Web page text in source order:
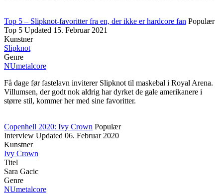
Top 5 – Slipknot-favoritter fra en, der ikke er hardcore fan Populær
Top 5 Updated 15. Februar 2021
Kunstner
Slipknot
Genre
NUmetalcore
Få dage før fastelavn inviterer Slipknot til maskebal i Royal Arena.
Villumsen, der godt nok aldrig har dyrket de gale amerikanere i
større stil, kommer her med sine favoritter.
Copenhell 2020: Ivy Crown Populær
Interview Updated 06. Februar 2020
Kunstner
Ivy Crown
Titel
Sara Gacic
Genre
NUmetalcore